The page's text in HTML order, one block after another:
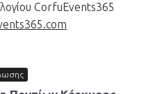
CorfuEvents365